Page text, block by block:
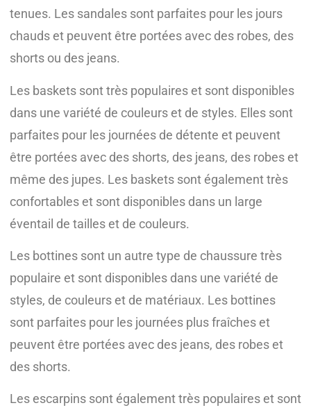
tenues. Les sandales sont parfaites pour les jours
chauds et peuvent être portées avec des robes, des
shorts ou des jeans.
Les baskets sont très populaires et sont disponibles
dans une variété de couleurs et de styles. Elles sont
parfaites pour les journées de détente et peuvent
être portées avec des shorts, des jeans, des robes et
même des jupes. Les baskets sont également très
confortables et sont disponibles dans un large
éventail de tailles et de couleurs.
Les bottines sont un autre type de chaussure très
populaire et sont disponibles dans une variété de
styles, de couleurs et de matériaux. Les bottines
sont parfaites pour les journées plus fraîches et
peuvent être portées avec des jeans, des robes et
des shorts.
Les escarpins sont également très populaires et sont